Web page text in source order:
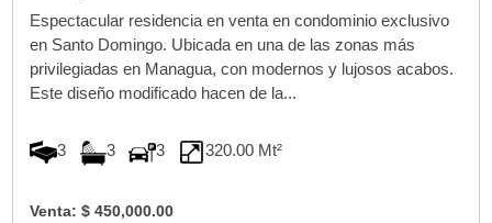
Espectacular residencia en venta en condominio exclusivo
en Santo Domingo. Ubicada en una de las zonas más
privilegiadas en Managua, con modernos y lujosos acabos.
Este diseño modificado hacen de la...
3 3 3 320.00 Mt²
Venta: $ 450,000.00